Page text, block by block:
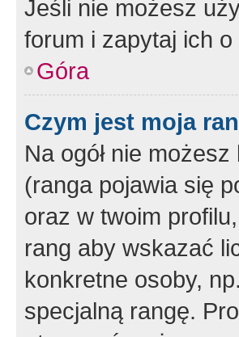
Jeśli nie możesz
forum i zapytaj ich
Góra
Czym jest moja
Na ogół nie
(ranga pojawia się
oraz w twoim
rang aby wskazać
konkretne osoby,
specjalną rangę.